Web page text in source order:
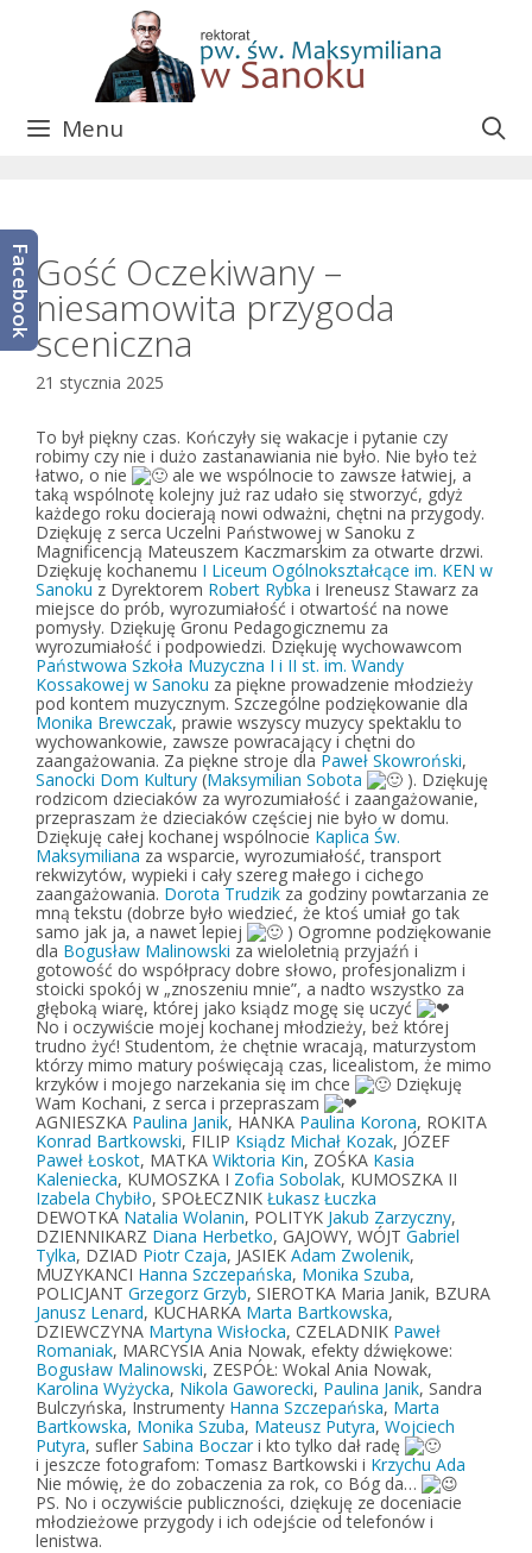
Facebook
Menu
Gość Oczekiwany –
niesamowita przygoda
sceniczna
21 stycznia 2025
To był piękny czas. Kończyły się wakacje i pytanie czy
robimy czy nie i dużo zastanawiania nie było. Nie było też
łatwo, o nie
ale we wspólnocie to zawsze łatwiej, a
taką wspólnotę kolejny już raz udało się stworzyć, gdyż
każdego roku docierają nowi odważni, chętni na przygody.
Dziękuję z serca Uczelni Państwowej w Sanoku z
Magnificencją Mateuszem Kaczmarskim za otwarte drzwi.
Dziękuję kochanemu I Liceum Ogólnokształcące im. KEN w
Sanoku z Dyrektorem Robert Rybka i Ireneusz Stawarz za
miejsce do prób, wyrozumiałość i otwartość na nowe
pomysły. Dziękuję Gronu Pedagogicznemu za
wyrozumiałość i podpowiedzi. Dziękuję wychowawcom
Państwowa Szkoła Muzyczna I i II st. im. Wandy
Kossakowej w Sanoku za piękne prowadzenie młodzieży
pod kontem muzycznym. Szczególne podziękowanie dla
Monika Brewczak, prawie wszyscy muzycy spektaklu to
wychowankowie, zawsze powracający i chętni do
zaangażowania. Za piękne stroje dla Paweł Skowroński,
Sanocki Dom Kultury (Maksymilian Sobota
). Dziękuję
rodzicom dzieciaków za wyrozumiałość i zaangażowanie,
przepraszam że dzieciaków częściej nie było w domu.
Dziękuję całej kochanej wspólnocie Kaplica Św.
Maksymilianaza wsparcie, wyrozumiałość, transport
rekwizytów, wypieki i cały szereg małego i cichego
zaangażowania. Dorota Trudzikza godziny powtarzania ze
mną tekstu (dobrze było wiedzieć, że ktoś umiał go tak
samo jak ja, a nawet lepiej
) Ogromne podziękowanie
dla Bogusław Malinowski za wieloletnią przyjaźń i
gotowość do współpracy dobre słowo, profesjonalizm i
stoicki spokój w „znoszeniu mnie”, a nadto wszystko za
głęboką wiarę, której jako ksiądz mogę się uczyć
No i oczywiście mojej kochanej młodzieży, beż której
trudno żyć! Studentom, że chętnie wracają, maturzystom
którzy mimo matury poświęcają czas, licealistom, że mimo
krzyków i mojego narzekania się im chce
Dziękuję
Wam Kochani, z serca i przepraszam
AGNIESZKA Paulina Janik, HANKA Paulina Korona, ROKITA
Konrad Bartkowski, FILIP Ksiądz Michał Kozak, JÓZEF
Paweł Łoskot, MATKA Wiktoria Kin, ZOŚKA Kasia
Kaleniecka, KUMOSZKA I Zofia Sobolak, KUMOSZKA II
Izabela Chybiło, SPOŁECZNIK Łukasz Łuczka
DEWOTKA Natalia Wolanin, POLITYK Jakub Zarzyczny,
DZIENNIKARZ Diana Herbetko, GAJOWY, WÓJT Gabriel
Tylka, DZIAD Piotr Czaja, JASIEK Adam Zwolenik,
MUZYKANCI Hanna Szczepańska, Monika Szuba,
POLICJANT Grzegorz Grzyb, SIEROTKA Maria Janik, BZURA
Janusz Lenard, KUCHARKA Marta Bartkowska,
DZIEWCZYNA Martyna Wisłocka, CZELADNIK Paweł
Romaniak, MARCYSIA Ania Nowak, efekty dźwiękowe:
Bogusław Malinowski, ZESPÓŁ: Wokal Ania Nowak,
Karolina Wyżycka, Nikola Gaworecki, Paulina Janik, Sandra
Bulczyńska, Instrumenty Hanna Szczepańska, Marta
Bartkowska, Monika Szuba, Mateusz Putyra, Wojciech
Putyra, sufler Sabina Boczari kto tylko dał radę
i jeszcze fotografom: Tomasz Bartkowski i Krzychu Ada
Nie mówię, że do zobaczenia za rok, co Bóg da…
PS. No i oczywiście publiczności, dziękuję ze doceniacie
młodzieżowe przygody i ich odejście od telefonów i
lenistwa.